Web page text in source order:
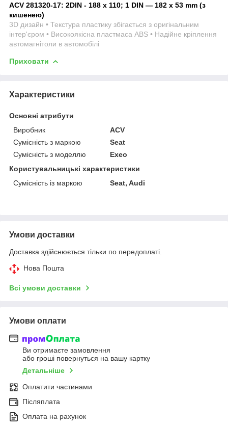
ACV 281320-17: 2DIN - 188 x 110; 1 DIN — 182 x 53 mm (з
кишенею)
3D дизайн • Текстура пластику збігається з оригінальним
інтер'єром • Високоякісна пластмаса ABS • Надійне кріплення
автомагнітоли в автомобілі
Приховати
Характеристики
Основні атрибути
Виробник
ACV
Сумісність з маркою
Seat
Сумісність з моделлю
Exeo
Користувальницькі характеристики
Сумісність із маркою
Seat, Audi
Умови доставки
Доставка здійснюється тільки по передоплаті.
Нова Пошта
Всі умови доставки
Умови оплати
Ви отримаєте замовлення
або гроші повернуться на вашу картку
Детальніше
Оплатити частинами
Післяплата
Оплата на рахунок